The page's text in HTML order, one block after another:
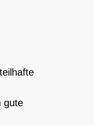
gute